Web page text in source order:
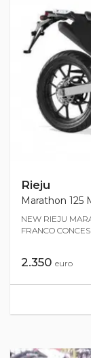
Rieju
Marathon 125
NEW RIEJU
FRANCO
2.350 euro